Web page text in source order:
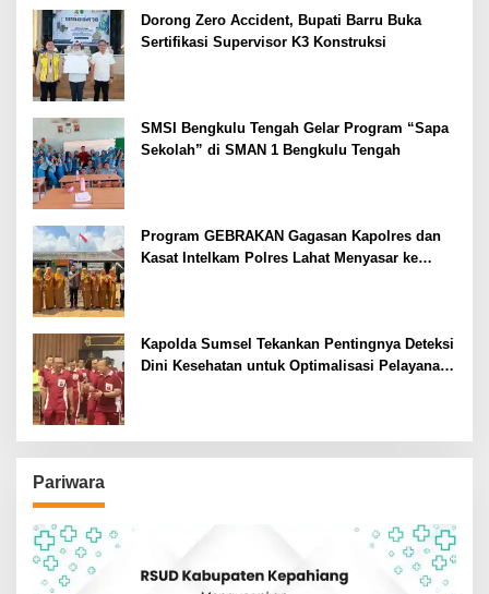
Dorong Zero Accident, Bupati Barru Buka
Sertifikasi Supervisor K3 Konstruksi
SMSI Bengkulu Tengah Gelar Program “Sapa
Sekolah” di SMAN 1 Bengkulu Tengah
Program GEBRAKAN Gagasan Kapolres dan
Kasat Intelkam Polres Lahat Menyasar ke
Kapolda Sumsel Tekankan Pentingnya Deteksi
Dini Kesehatan untuk Optimalisasi Pelayanan
Pariwara